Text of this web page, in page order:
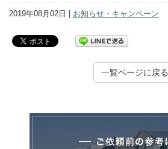
2019年08月02日 | お知らせ・キャンペーン
一覧ページに戻る